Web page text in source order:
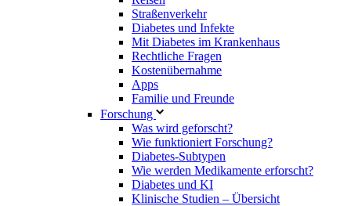
Straßenverkehr
Diabetes und Infekte
Mit Diabetes im Krankenhaus
Rechtliche Fragen
Kostenübernahme
Apps
Familie und Freunde
Forschung
Was wird geforscht?
Wie funktioniert Forschung?
Diabetes-Subtypen
Wie werden Medikamente erforscht?
Diabetes und KI
Klinische Studien – Übersicht